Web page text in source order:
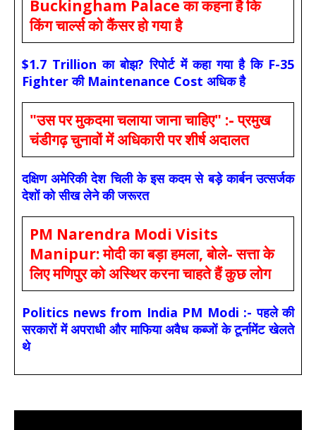
Buckingham Palace का कहना है कि
किंग चार्ल्स को कैंसर हो गया है
$1.7 Trillion का बोझ? रिपोर्ट में कहा गया है कि F-35
Fighter की Maintenance Cost अधिक है
"उस पर मुकदमा चलाया जाना चाहिए" :- प्रमुख
चंडीगढ़ चुनावों में अधिकारी पर शीर्ष अदालत
दक्षिण अमेरिकी देश चिली के इस कदम से बड़े कार्बन उत्सर्जक
देशों को सीख लेने की जरूरत
PM Narendra Modi Visits
Manipur: मोदी का बड़ा हमला, बोले- सत्ता के
लिए मणिपुर को अस्थिर करना चाहते हैं कुछ लोग
Politics news from India PM Modi :- पहले की
सरकारों में अपराधी और माफिया अवैध कब्जों के टूर्नामेंट खेलते
थे